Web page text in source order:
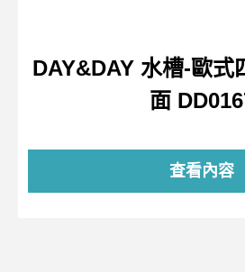
DAY&DAY 水槽-歐式
面
查看內容